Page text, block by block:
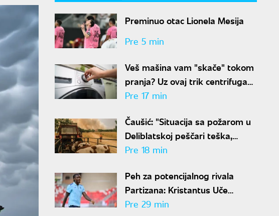
Preminuo otac Lionela Mesija
Pre 5 min
Veš mašina vam "skače" tokom
pranja? Uz ovaj trik centrifuga
će biti mnogo tiša
Pre 17 min
Čaušić: "Situacija sa požarom u
Deliblatskoj peščari teška,
prioritet da niko ne strada"
Pre 18 min
Peh za potencijalnog rivala
Partizana: Kristantus Uče
propustiće celu sezonu zbog
Pre 29 min